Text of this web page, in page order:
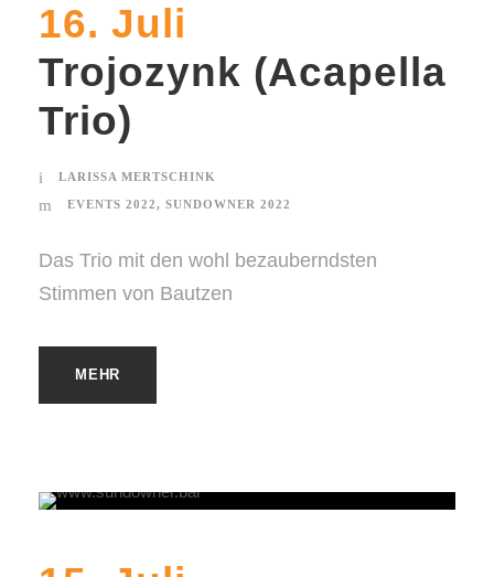
16. Juli
Trojozynk (Acapella
Trio)
LARISSA MERTSCHINK
EVENTS 2022, SUNDOWNER 2022
Das Trio mit den wohl bezauberndsten
Stimmen von Bautzen
MEHR